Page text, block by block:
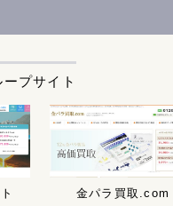
プサイト
金パラ買取.com